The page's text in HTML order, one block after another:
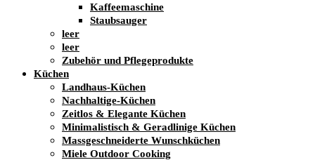
Kaffeemaschine
Staubsauger
leer
leer
Zubehör und Pflegeprodukte
Küchen
Landhaus-Küchen
Nachhaltige-Küchen
Zeitlos & Elegante Küchen
Minimalistisch & Geradlinige Küchen
Massgeschneiderte Wunschküchen
Miele Outdoor Cooking